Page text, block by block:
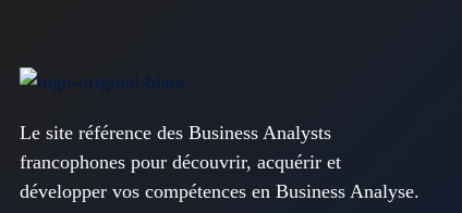
Le site référence des Business Analysts
francophones pour découvrir, acquérir et
développer vos compétences en Business Analyse.